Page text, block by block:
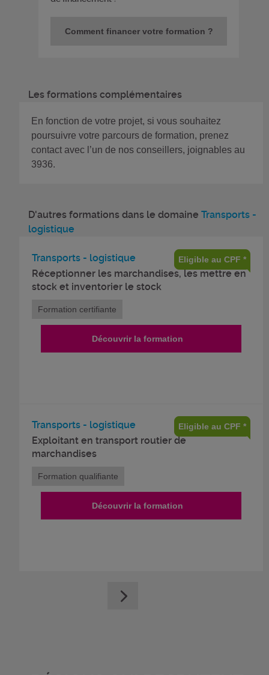
Comment financer votre formation ?
Les formations complémentaires
En fonction de votre projet, si vous souhaitez
poursuivre votre parcours de formation, prenez
contact avec l’un de nos conseillers, joignables au
3936.
D'autres formations dans le domaine Transports -
logistique
Transports - logistique
Réceptionner les marchandises, les mettre en
stock et inventorier le stock
Eligible au CPF *
Formation certifiante
Découvrir la formation
Transports - logistique
Exploitant en transport routier de
marchandises
Eligible au CPF *
Formation qualifiante
Découvrir la formation